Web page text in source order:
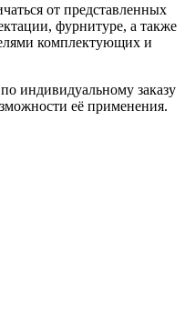
от представленных
фурнитуре, а также
комплектующих и
индивидуальному заказу
её применения.